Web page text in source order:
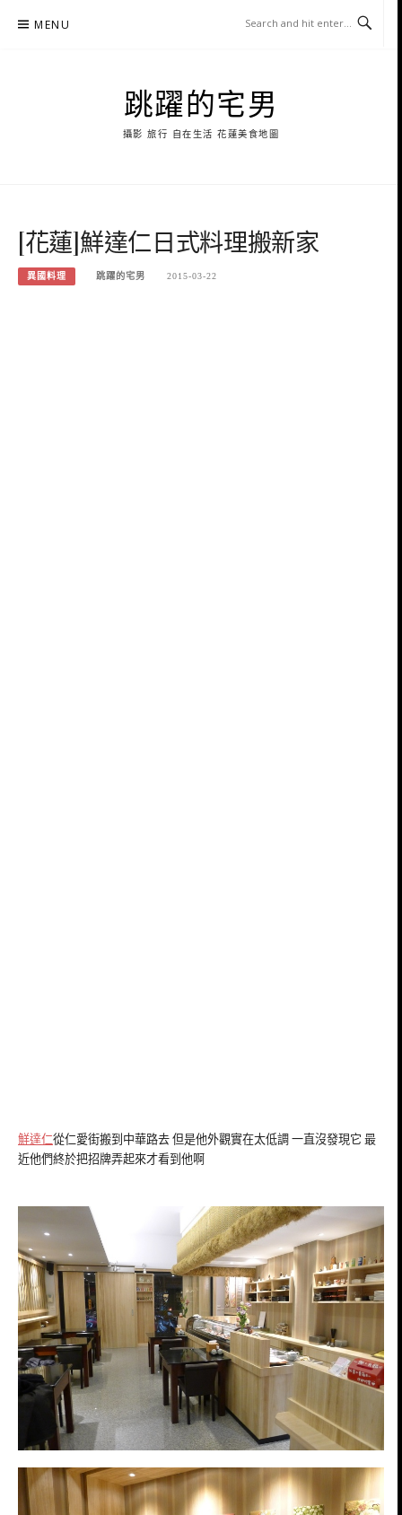
MENU
跳躍的宅男
攝影 旅行 自在生活 花蓮美食地圖
[花蓮]鮮達仁日式料理搬新家
異國料理 跳躍的宅男 2015-03-22
鮮達仁從仁愛街搬到中華路去 但是他外觀實在太低調 一直沒發現它 最
近他們終於把招牌弄起來才看到他啊